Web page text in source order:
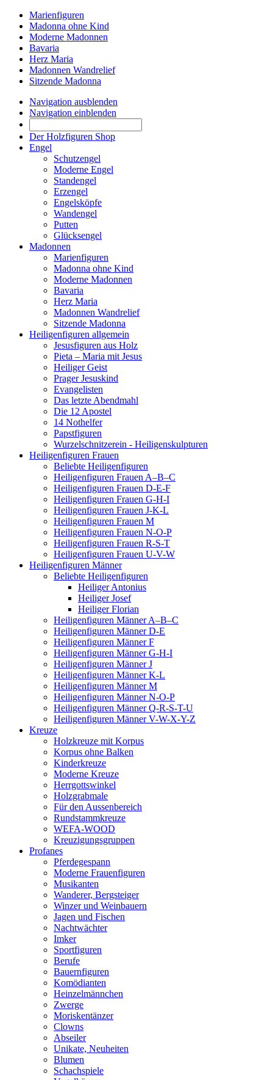
Marienfiguren
Madonna ohne Kind
Moderne Madonnen
Bavaria
Herz Maria
Madonnen Wandrelief
Sitzende Madonna
Navigation ausblenden
Navigation einblenden
Der Holzfiguren Shop
Engel
Schutzengel
Moderne Engel
Standengel
Erzengel
Engelsköpfe
Wandengel
Putten
Glücksengel
Madonnen
Marienfiguren
Madonna ohne Kind
Moderne Madonnen
Bavaria
Herz Maria
Madonnen Wandrelief
Sitzende Madonna
Heiligenfiguren allgemein
Jesusfiguren aus Holz
Pieta – Maria mit Jesus
Heiliger Geist
Prager Jesuskind
Evangelisten
Das letzte Abendmahl
Die 12 Apostel
14 Nothelfer
Papstfiguren
Wurzelschnitzerein - Heiligenskulpturen
Heiligenfiguren Frauen
Beliebte Heiligenfiguren
Heiligenfiguren Frauen A–B–C
Heiligenfiguren Frauen D-E-F
Heiligenfiguren Frauen G-H-I
Heiligenfiguren Frauen J-K-L
Heiligenfiguren Frauen M
Heiligenfiguren Frauen N-O-P
Heiligenfiguren Frauen R-S-T
Heiligenfiguren Frauen U-V-W
Heiligenfiguren Männer
Beliebte Heiligenfiguren
Heiliger Antonius
Heiliger Josef
Heiliger Florian
Heiligenfiguren Männer A–B–C
Heiligenfiguren Männer D-E
Heiligenfiguren Männer F
Heiligenfiguren Männer G-H-I
Heiligenfiguren Männer J
Heiligenfiguren Männer K-L
Heiligenfiguren Männer M
Heiligenfiguren Männer N-O-P
Heiligenfiguren Männer Q-R-S-T-U
Heiligenfiguren Männer V-W-X-Y-Z
Kreuze
Holzkreuze mit Korpus
Korpus ohne Balken
Kinderkreuze
Moderne Kreuze
Herrgottswinkel
Holzgrabmale
Für den Aussenbereich
Rundstammkreuze
WEFA-WOOD
Kreuzigungsgruppen
Profanes
Pferdegespann
Moderne Frauenfiguren
Musikanten
Wanderer, Bergsteiger
Winzer und Weinbauern
Jagen und Fischen
Nachtwächter
Imker
Sportfiguren
Berufe
Bauernfiguren
Komödianten
Heinzelmännchen
Zwerge
Moriskentänzer
Clowns
Abseiler
Unikate, Neuheiten
Blumen
Schachspiele